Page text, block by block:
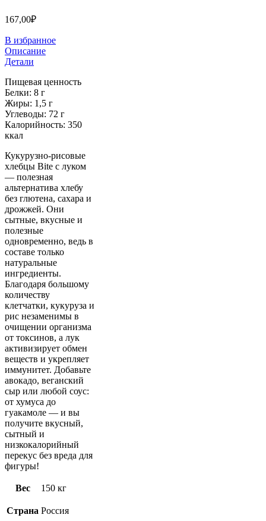
167,00₽
В избранное
Описание
Детали
Пищевая ценность
Белки: 8 г
Жиры: 1,5 г
Углеводы: 72 г
Калорийность: 350
ккал
Кукурузно-рисовые
хлебцы Bite с луком
— полезная
альтернатива хлебу
без глютена, сахара и
дрожжей. Они
сытные, вкусные и
полезные
одновременно, ведь в
составе только
натуральные
ингредиенты.
Благодаря большому
количеству
клетчатки, кукуруза и
рис незаменимы в
очищении организма
от токсинов, а лук
активизирует обмен
веществ и укрепляет
иммунитет. Добавьте
авокадо, веганский
сыр или любой соус:
от хумуса до
гуакамоле — и вы
получите вкусный,
сытный и
низкокалорийный
перекус без вреда для
фигуры!
Вес 150 кг
Страна Россия